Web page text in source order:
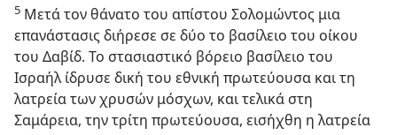
5 Μετά τον θάνατο του απίστου Σολομώντος μια
επανάστασις διήρεσε σε δύο το βασίλειο του οίκου
του Δαβίδ. Το στασιαστικό βόρειο βασίλειο του
Ισραήλ ίδρυσε δική του εθνική πρωτεύουσα και τη
λατρεία των χρυσών μόσχων, και τελικά στη
Σαμάρεια, την τρίτη πρωτεύουσα, εισήχθη η λατρεία